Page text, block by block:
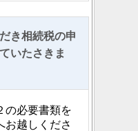
き相続税の申
いたさきま
の必要書類を
お越しくださ